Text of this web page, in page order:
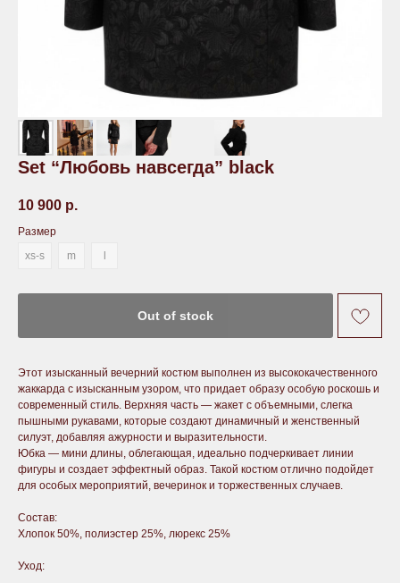
Set “Любовь навсегда” black
10 900 р.
Размер
xs-s
m
Out of stock
Этот изысканный вечерний костюм выполнен из высококачественного
жаккарда с изысканным узором, что придает образу особую роскошь и
современный стиль. Верхняя часть — жакет с объемными, слегка
пышными рукавами, которые создают динамичный и женственный
силуэт, добавляя ажурности и выразительности.
Юбка — мини длины, облегающая, идеально подчеркивает линии
фигуры и создает эффектный образ. Такой костюм отлично подойдет
для особых мероприятий, вечеринок и торжественных случаев.
Состав:
Хлопок 50%, полиэстер 25%, люрекс 25%
Уход: